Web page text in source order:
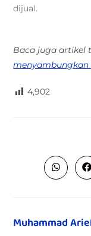
dijual.
Baca juga artikel
4,902
Muhammad